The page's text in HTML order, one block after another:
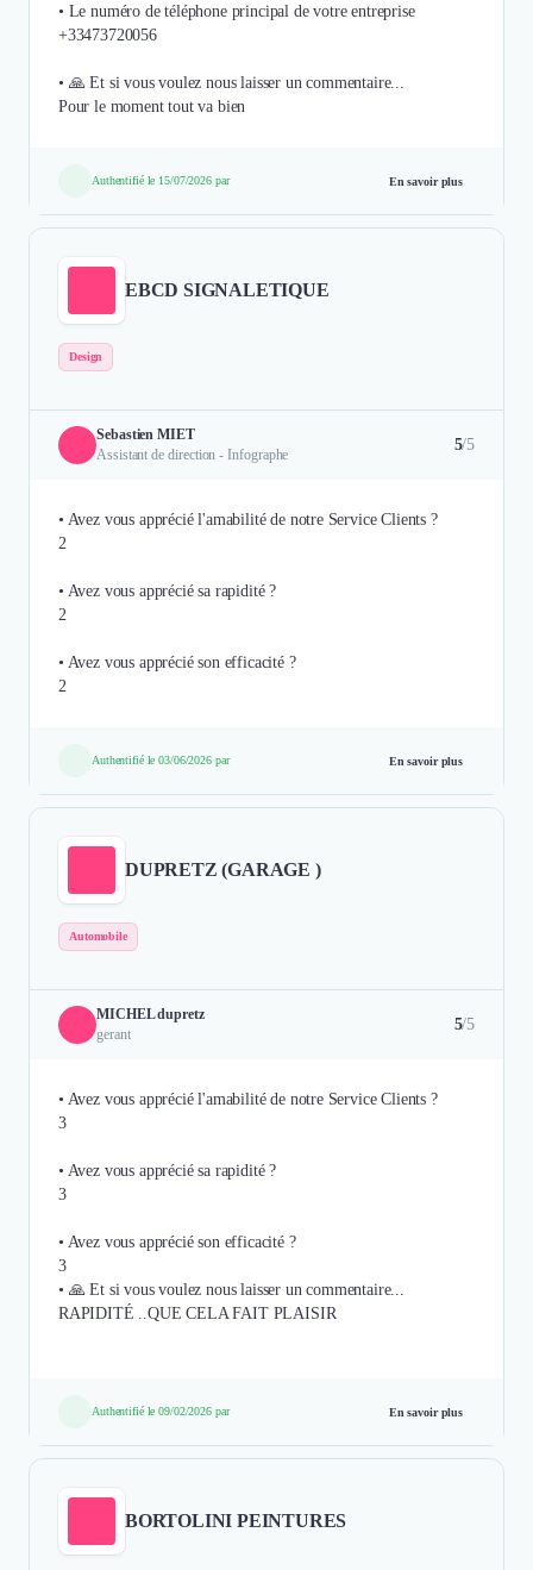
• Le numéro de téléphone principal de votre entreprise
+33473720056
• 🙏 Et si vous voulez nous laisser un commentaire...
Authentifié le 15/07/2026 par En savoir plus
EBCD SIGNALETIQUE
Design
Sebastien MIET
Assistant de direction - Infographe
5/5
• Avez vous apprécié l'amabilité de notre Service Clients ?
2
• Avez vous apprécié sa rapidité ?
2
• Avez vous apprécié son efficacité ?
Authentifié le 03/06/2026 par En savoir plus
DUPRETZ (GARAGE )
Automobile
MICHEL dupretz
gerant
5/5
• Avez vous apprécié l'amabilité de notre Service Clients ?
3
• Avez vous apprécié sa rapidité ?
3
• Avez vous apprécié son efficacité ?
3
• 🙏 Et si vous voulez nous laisser un commentaire...
RAPIDITÉ ..QUE CELA FAIT PLAISIR
Authentifié le 09/02/2026 par En savoir plus
BORTOLINI PEINTURES